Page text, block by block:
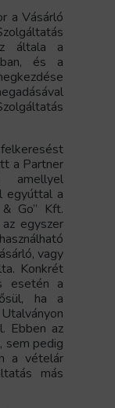
a Vásárló
általa a
és a
a Partner
egyúttal a
Go” Kft.
egyszer
vagy
Konkrét
esetén a
ha a
Ebben az
sem pedig
a vételár
más